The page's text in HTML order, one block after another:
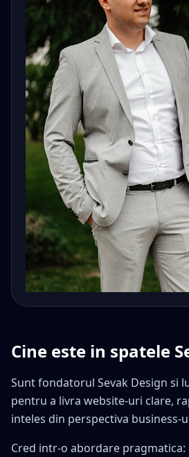
Cine este in spatele
Sunt fondatorul Sevak Design si
pentru a livra website-uri clare,
inteles din perspectiva business-
Cred intr-o abordare pragmatica: